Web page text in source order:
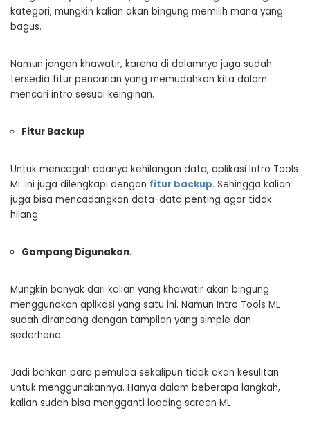
kategori, mungkin kalian akan bingung memilih mana yang
bagus.
Namun jangan khawatir, karena di dalamnya juga sudah
tersedia fitur pencarian yang memudahkan kita dalam
mencari intro sesuai keinginan.
Fitur Backup
Untuk mencegah adanya kehilangan data, aplikasi Intro Tools
ML ini juga dilengkapi dengan fitur backup. Sehingga kalian
juga bisa mencadangkan data-data penting agar tidak
hilang.
Gampang Digunakan.
Mungkin banyak dari kalian yang khawatir akan bingung
menggunakan aplikasi yang satu ini. Namun Intro Tools ML
sudah dirancang dengan tampilan yang simple dan
sederhana.
Jadi bahkan para pemulaa sekalipun tidak akan kesulitan
untuk menggunakannya. Hanya dalam beberapa langkah,
kalian sudah bisa mengganti loading screen ML.